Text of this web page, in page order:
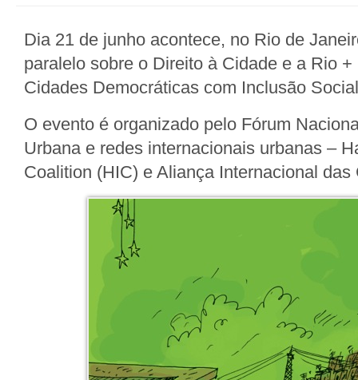
Dia 21 de junho acontece, no Rio de
paralelo sobre o Direito à Cidade e a Rio +
Cidades Democráticas com Inclusão
O evento é organizado pelo Fórum
Urbana e redes internacionais urbanas –
Coalition (HIC) e Aliança Internacional das